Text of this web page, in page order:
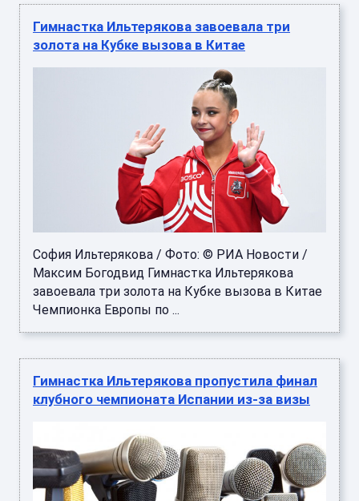
Гимнастка Ильтерякова завоевала три
золота на Кубке вызова в Китае
София Ильтерякова / Фото: © РИА Новости /
Максим Богодвид Гимнастка Ильтерякова
завоевала три золота на Кубке вызова в Китае
Чемпионка Европы по ...
Гимнастка Ильтерякова пропустила финал
клубного чемпионата Испании из-за визы